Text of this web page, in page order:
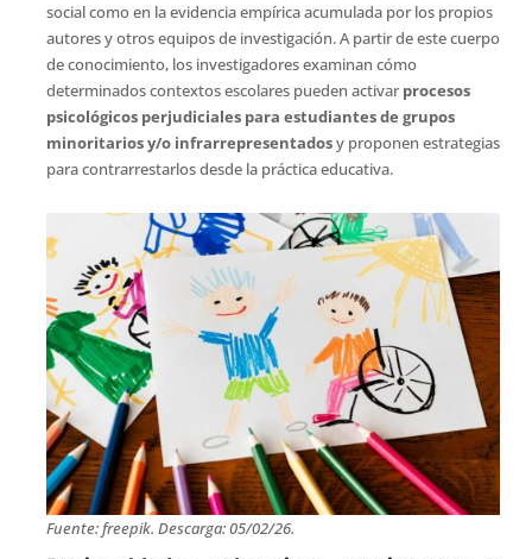
social como en la evidencia empírica acumulada por los propios
autores y otros equipos de investigación. A partir de este cuerpo
de conocimiento, los investigadores examinan cómo
determinados contextos escolares pueden activarprocesos
psicológicos perjudiciales para estudiantes de grupos
minoritarios y/o infrarrepresentadosy proponen estrategias
para contrarrestarlos desde la práctica educativa.
Fuente: freepik. Descarga: 05/02/26.